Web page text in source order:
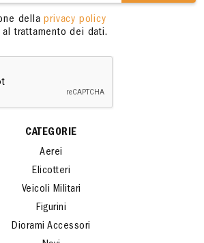
dellaprivacy policy
trattamento dei dati.
CATEGORIE
Aerei
Elicotteri
Veicoli Militari
Figurini
Diorami Accessori